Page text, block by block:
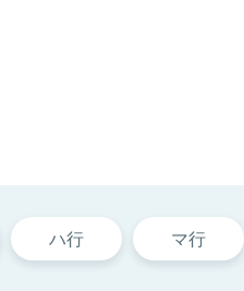
ハ行 マ行